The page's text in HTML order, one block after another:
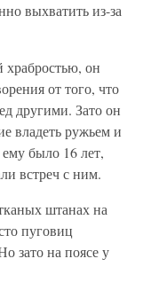
выхватить из-за
храбростью, он
от того, что
другими. Зато он
владеть ружьем и
было 16 лет,
встреч с ним.
штанах на
пуговиц
зато на поясе у